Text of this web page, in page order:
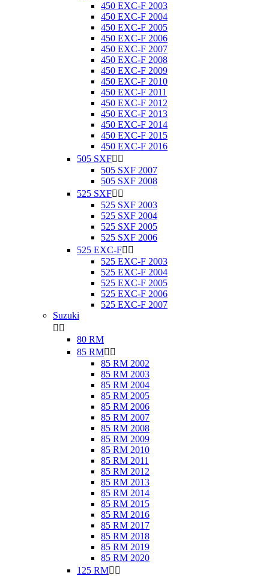
450 EXC-F 2003
450 EXC-F 2004
450 EXC-F 2005
450 EXC-F 2006
450 EXC-F 2007
450 EXC-F 2008
450 EXC-F 2009
450 EXC-F 2010
450 EXC-F 2011
450 EXC-F 2012
450 EXC-F 2013
450 EXC-F 2014
450 EXC-F 2015
450 EXC-F 2016
505 SXF 
505 SXF 2007
505 SXF 2008
525 SXF 
525 SXF 2003
525 SXF 2004
525 SXF 2005
525 SXF 2006
525 EXC-F 
525 EXC-F 2003
525 EXC-F 2004
525 EXC-F 2005
525 EXC-F 2006
525 EXC-F 2007
Suzuki
 
80 RM
85 RM 
85 RM 2002
85 RM 2003
85 RM 2004
85 RM 2005
85 RM 2006
85 RM 2007
85 RM 2008
85 RM 2009
85 RM 2010
85 RM 2011
85 RM 2012
85 RM 2013
85 RM 2014
85 RM 2015
85 RM 2016
85 RM 2017
85 RM 2018
85 RM 2019
85 RM 2020
125 RM 